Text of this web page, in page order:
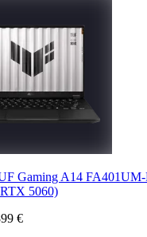
Gaming A14
5060)
€